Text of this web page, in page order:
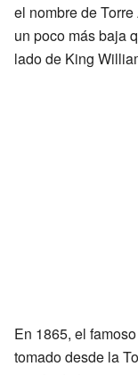
el nombre de
un poco más baja
lado de King
En 1865, el
tomado desde la